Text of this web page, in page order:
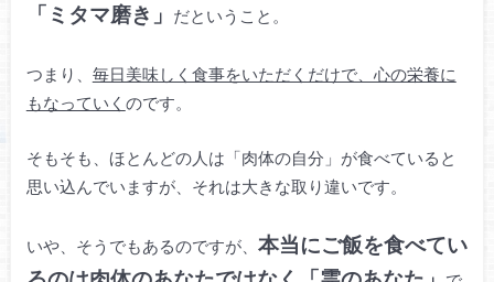
「ミタマ磨き」
だということ。
つまり、 毎日美味しく食事をいただくだけで、心の栄養に
もなっていく のです。
そもそも、ほとんどの人は「肉体の自分」が食べていると
思い込んでいますが、それは大きな取り違いです。
いや、そうでもあるのですが、 本当にご飯を食べてい